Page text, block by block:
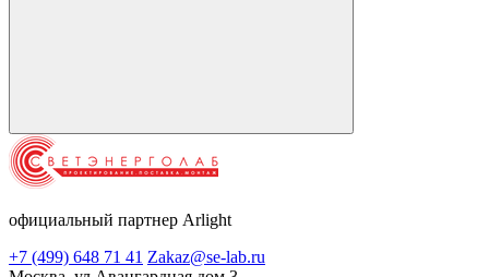
официальный партнер Arlight
+7 (499) 648 71 41 Zakaz@se-lab.ru